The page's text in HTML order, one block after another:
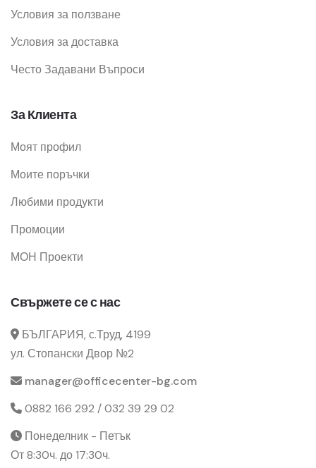
Условия за ползване
Условия за доставка
Често Задавани Въпроси
За Клиента
Моят профил
Моите поръчки
Любими продукти
Промоции
МОН Проекти
Свържете се с нас
БЪЛГАРИЯ, с.Труд, 4199
ул. Стопански Двор №2
manager@officecenter-bg.com
0882 166 292 / 032 39 29 02
Понеделник - Петък
От 8:30ч. до 17:30ч.